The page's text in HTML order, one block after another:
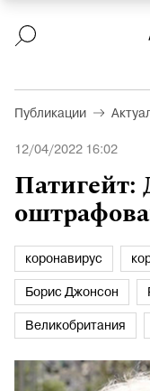
Публикации
12/04/2022 16:02
коронавирус
Борис Джонсон
Великобритания